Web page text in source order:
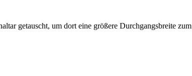
getauscht, um dort eine größere Durchgangsbreite